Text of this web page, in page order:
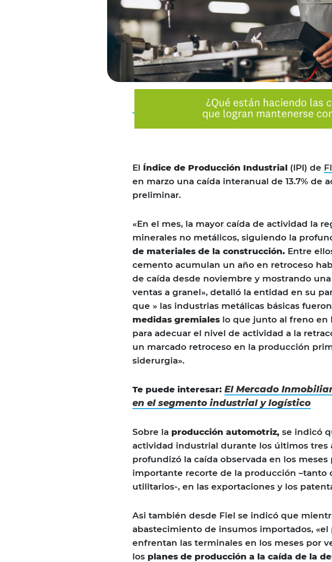
El Índice de Producción Industrial (IPI) de
en marzo una caída interanual de 13.7% de
preliminar.
«En el mes, la mayor caída de actividad la
minerales no metálicos, siguiendo la
de materiales de la construcción. Entre
cemento acumulan un año en retroceso
de caída desde noviembre y mostrando
ventas a granel», detalló la entidad en su
que » las industrias metálicas básicas
medidas gremiales lo que junto al freno en
para adecuar el nivel de actividad a la
un marcado retroceso en la producción
siderurgia».
Te puede interesar: El Mercado
en el segmento industrial y logístico
Sobre la producción automotriz, se indicó
actividad industrial durante los últimos tres
profundizó la caída observada en los meses
importante recorte de la producción –tanto
utilitarios-, en las exportaciones y los
Asi también desde Fiel se indicó que
abastecimiento de insumos importados,
enfrentan las terminales en los meses por
los planes de producción a la caída de la